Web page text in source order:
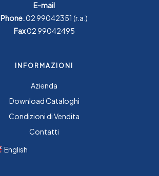
E-mail
Phone.02 99042351 (r.a.)
Fax02 99042495
INFORMAZIONI
Azienda
Download Cataloghi
Condizioni di Vendita
Contatti
English